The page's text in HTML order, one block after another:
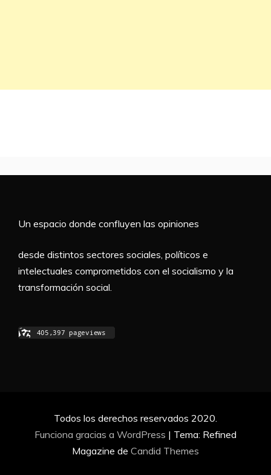
Un espacio donde confluyen las opiniones
desde distintos sectores sociales, políticos e
intelectuales comprometidos con el socialismo y la
transformación social.
Todos los derechos reservados 2020.
Funciona gracias a WordPress | Tema: Refined
Magazine de Candid Themes